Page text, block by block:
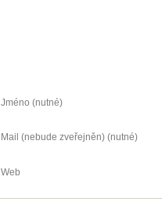
Jméno (nutné)
Mail (nebude zveřejněn) (nutné)
Web